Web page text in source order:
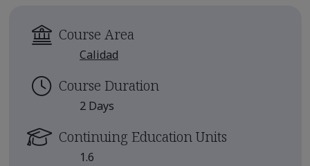
Course Area
Calidad
Course Duration
2 Days
Continuing Education Units
1.6